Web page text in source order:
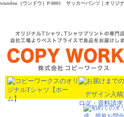
wundou（ウンドウ）P-8001 サッカーパンツ｜オリジ
デザイン入
ログ・資料請求